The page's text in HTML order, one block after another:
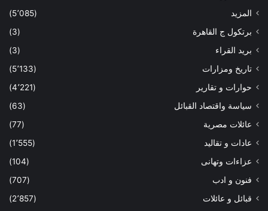
المزيد
(5٬085)
برتكول ج القاهرة
(3)
بريد القراء
(3)
تاريخ ومزارات
(5٬133)
حوارات و تقارير
(4٬221)
سياسة واقتصاد القبائل
(63)
عائلات مصرية
(77)
عادات و تقاليد
(1٬555)
عزاءات وتهانى
(104)
فنون و ادب
(707)
قبائل و عائلات
(2٬857)